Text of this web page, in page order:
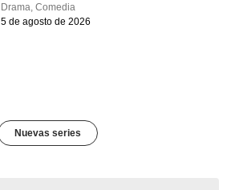
Drama,Comedia
5 de agosto de 2026
Nuevas series